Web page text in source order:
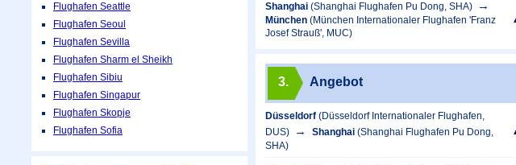
Shanghai (Shanghai Flughafen Pu Dong, SHA)
München (München Internationaler Flughafen 'Franz
Josef Strauß', MUC)
3. Angebot
Düsseldorf (Düsseldorf Internationaler Flughafen,
DUS)
Shanghai (Shanghai Flughafen Pu Dong,
SHA)
Flughafen Seattle
Flughafen Seoul
Flughafen Sevilla
Flughafen Sharm el Sheikh
Flughafen Sibiu
Flughafen Singapur
Flughafen Skopje
Flughafen Sofia